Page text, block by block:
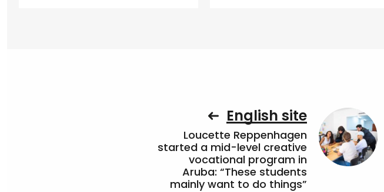
English site
Loucette Reppenhagen
started a mid-level creative
vocational program in
Aruba: “These students
mainly want to do things”